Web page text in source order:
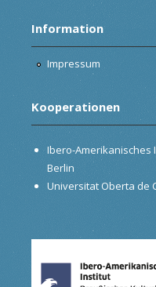
Information
Impressum
Kooperationen
Ibero-Amerikanisches
Berlin
Universitat Oberta de